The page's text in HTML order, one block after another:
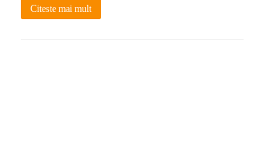
Citeste mai mult